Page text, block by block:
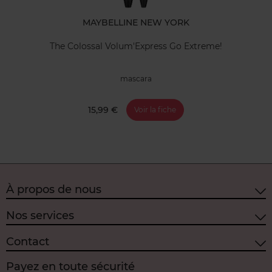
MAYBELLINE NEW YORK
The Colossal Volum'Express Go Extreme!
mascara
15,99 € Voir la fiche
À propos de nous
Nos services
Contact
Payez en toute sécurité